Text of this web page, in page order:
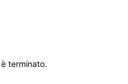
terminato.